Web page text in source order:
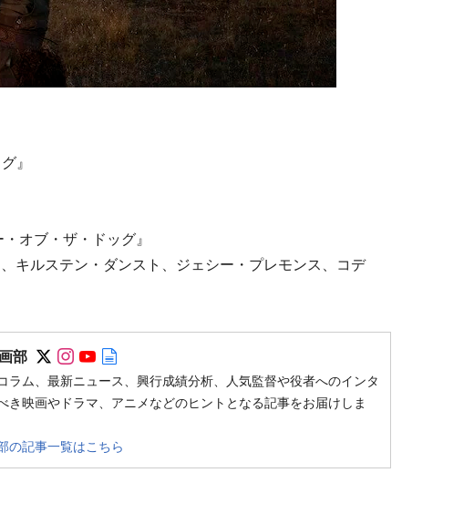
』
オブ・ザ・ドッグ』
キルステン・ダンスト、ジェシー・プレモンス、コデ
部 Follow on SNS
Follow on SNS
Follow on SNS
ラム、最新ニュース、興行成績分析、人気監督や役者へのインタ
き映画やドラマ、アニメなどのヒントとなる記事をお届けしま
の記事一覧はこちら